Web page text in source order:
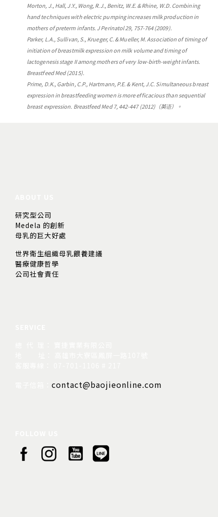
Morton, J., Hall, J.Y., Wong, R.J., Benitz, W.E. & Rhine, W.D. Combining
hand techniques with electric pumping increases milk production in
mothers of preterm infants. J Perinatol 29, 757-764 (2009).
Parker, L.A., Sullivan, S., Krueger, C. & Mueller, M. Association of timing of
initiation of breastmilk expression on milk volume and timing of
lactogenesis stage II among mothers of very low-birth-weight infants.
Breastfeed Med (2015).
Prime, D.K., Garbin, C.P., Hartmann, P.E. & Kent, J.C. Simultaneous breast
expression in breastfeeding women is more efficacious than sequential
breast expression. Breastfeed Med 7, 442-447 (2012)（英语）。
研究型公司
Medela 的創新
母乳的巨大好處
世界衛生組織母乳餵養建議
醫療健康哲學
公司社會責任
contact@baojieonline.com